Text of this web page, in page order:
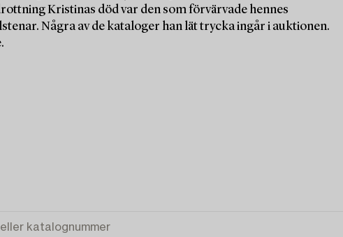
Kristinas död var den som förvärvade hennes
Några av de kataloger han lät trycka ingår i auktionen.